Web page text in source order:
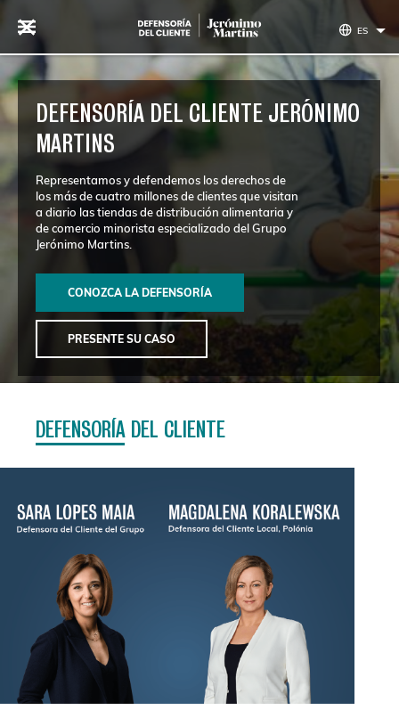
ES
DEFENSORÍA DEL CLIENTE JERÓNIMO
MARTINS
Representamos y defendemos los derechos de
los más de cuatro millones de clientes que visitan
a diario las tiendas de distribución alimentaria y
de comercio minorista especializado del Grupo
Jerónimo Martins.
CONOZCA LA DEFENSORÍA
PRESENTE SU CASO
DEFENSORÍA DEL CLIENTE